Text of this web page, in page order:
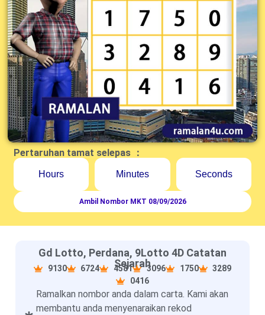
Pertaruhan tamat selepas ：
Hours Minutes Seconds
Ambil Nombor MKT 08/09/2026
Gd Lotto, Perdana, 9Lotto 4D Catatan
Sejarah
9130 6724 4581 3096 1750
3289
0416
Ramalkan nombor anda dalam carta. Kami akan
membantu anda menyenaraikan rekod